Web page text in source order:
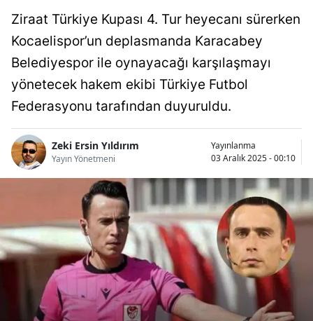
Bingöl
Bitlis
Burdur
Bursa
Çanakkale
Çankırı
Çorum
Denizli
Ziraat Türkiye Kupası 4. Tur heyecanı sürerken
Kocaelispor’un deplasmanda Karacabey
Belediyespor ile oynayacağı karşılaşmayı
yönetecek hakem ekibi Türkiye Futbol
Federasyonu tarafından duyuruldu.
Zeki Ersin Yıldırım
Yayın Yönetmeni
Yayınlanma
03 Aralık 2025 - 00:10